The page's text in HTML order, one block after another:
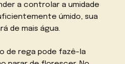
a controlar a umidade
úmido, sua
de mais água.
de rega pode fazê-la